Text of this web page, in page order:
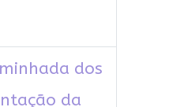
dos
da